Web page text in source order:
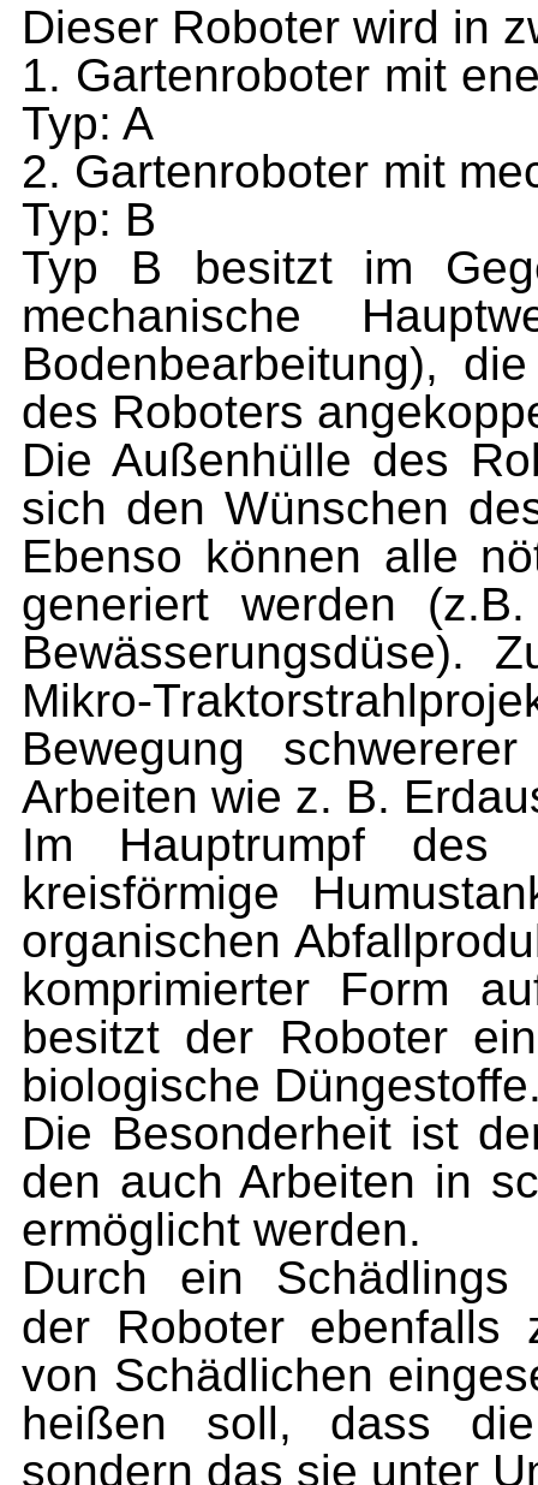
Dieser Roboter wird in
1. Gartenroboter mit
Typ: A
2. Gartenroboter mit
Typ: B
Typ B besitzt im
mechanische
Bodenbearbeitung),
des Roboters
Die Außenhülle des
sich den Wünschen
Ebenso können alle
generiert werden
Bewässerungsdüse).
Mikro-
Bewegung
Arbeiten wie z. B.
Im Hauptrumpf des
kreisförmige
organischen
komprimierter Form
besitzt der Roboter
biologische
Die Besonderheit ist
den auch Arbeiten in
ermöglicht werden.
Durch ein
der Roboter ebenfalls
von Schädlichen
heißen soll, dass
sondern das sie unter